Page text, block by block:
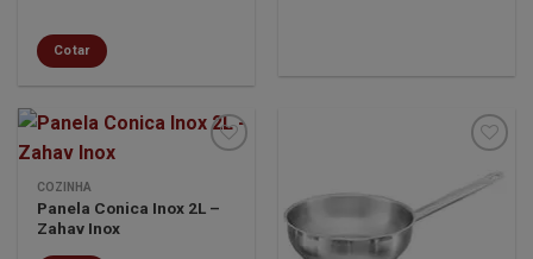
Cotar
Minha
COZINHA
Panela Conica Inox 2L –
Zahav Inox
Minha